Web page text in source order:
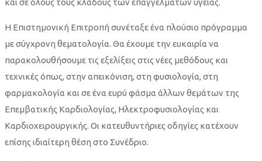
Η Επιστημονική Επιτροπή συνέταξε ένα πλούσιο πρόγραμμα
με σύγχρονη θεματολογία. Θα έχουμε την ευκαιρία να
παρακολουθήσουμε τις εξελίξεις στις νέες μεθόδους και
τεχνικές όπως, στην απεικόνιση, στη φυσιολογία, στη
φαρμακολογία και σε ένα ευρύ φάσμα άλλων θεμάτων της
Επεμβατικής Καρδιολογίας, Ηλεκτροφυσιολογίας και
Καρδιοχειρουργικής. Οι κατευθυντήριες οδηγίες κατέχουν
επίσης ιδιαίτερη θέση στο Συνέδριο.